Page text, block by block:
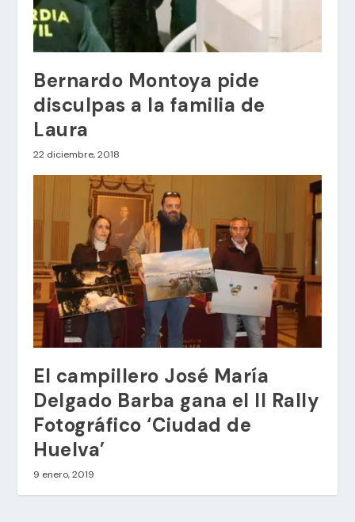
Bernardo Montoya pide
disculpas a la familia de
Laura
22 diciembre, 2018
El campillero José María
Delgado Barba gana el II Rally
Fotográfico ‘Ciudad de
Huelva’
9 enero, 2019